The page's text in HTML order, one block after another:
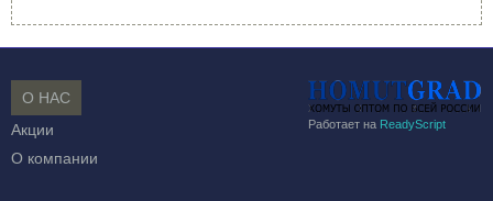
Работает на ReadyScript
О НАС
Акции
О компании